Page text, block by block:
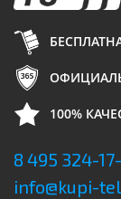
100%
8 495 324-
info@kupi-